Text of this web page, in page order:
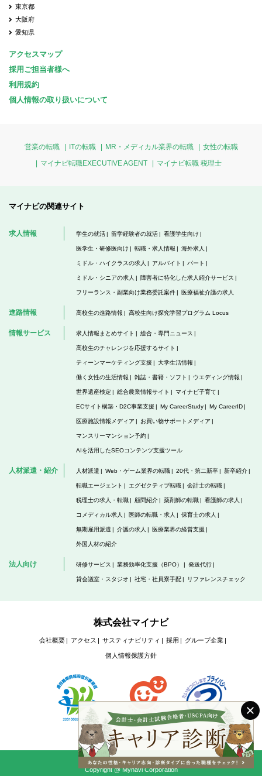
東京都
大阪府
愛知県
アクセスマップ
採用ご担当者様へ
利用規約
個人情報の取り扱いについて
営業の転職 ITの転職 MR・メディカル業界の転職
女性の転職
マイナビ転職EXECUTIVE AGENT
マイナビ転職 税理士
マイナビの関連サイト
求人情報 学生の就活 留学経験者の就活 看護学生向け
医学生・研修医向け 転職・求人情報 海外求人
ミドル・ハイクラスの求人 アルバイト パート
ミドル・シニアの求人 障害者に特化した求人紹介サービス
フリーランス・副業向け業務委託案件 医療福祉介護の求人
進路情報 高校生の進路情報 高校生向け探究学習プログラム Locus
情報サービス 求人情報まとめサイト 総合・専門ニュース
高校生のチャレンジを応援するサイト
ティーンマーケティング支援 大学生活情報
働く女性の生活情報 雑誌・書籍・ソフト ウエディング情報
世界遺産検定 総合農業情報サイト マイナビ子育て
ECサイト構築・D2C事業支援 My CareerStudy My CareerID
医療施設情報メディア お買い物サポートメディア
マンスリーマンション予約
AIを活用したSEOコンテンツ支援ツール
人材派遣・紹介 人材派遣 Web・ゲーム業界の転職 20代・第二新卒 新卒紹介
転職エージェント エグゼクティブ転職 会計士の転職
税理士の求人・転職 顧問紹介 薬剤師の転職 看護師の求人
コメディカル求人 医師の転職・求人 保育士の求人
無期雇用派遣 介護の求人 医療業界の経営支援
外国人材の紹介
法人向け 研修サービス 業務効率化支援（BPO） 発送代行
貸会議室・スタジオ 社宅・社員寮手配 リファレンスチェック
株式会社マイナビ
会社概要 アクセス サスティナビリティ 採用 グループ企業
個人情報保護方針
Copyright @ Mynavi Corporation